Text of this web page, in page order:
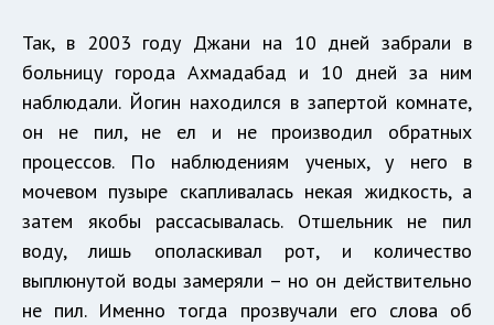
Так, в 2003 году Джани на 10 дней забрали в
больницу города Ахмадабад и 10 дней за ним
наблюдали. Йогин находился в запертой комнате,
он не пил, не ел и не производил обратных
процессов. По наблюдениям ученых, у него в
мочевом пузыре скапливалась некая жидкость, а
затем якобы рассасывалась. Отшельник не пил
воду, лишь ополаскивал рот, и количество
выплюнутой воды замеряли – но он действительно
не пил. Именно тогда прозвучали его слова об